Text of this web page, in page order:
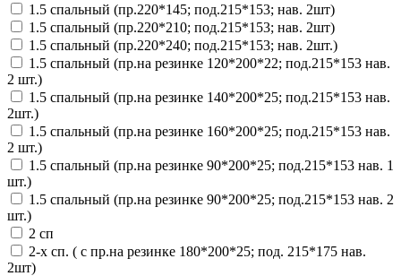
1.5 спальный (пр.220*145; под.215*153; нав. 2шт)
1.5 спальный (пр.220*210; под.215*153; нав. 2шт)
1.5 спальный (пр.220*240; под.215*153; нав. 2шт.)
1.5 спальный (пр.на резинке 120*200*22; под.215*153 нав.
2 шт.)
1.5 спальный (пр.на резинке 140*200*25; под.215*153 нав.
2шт.)
1.5 спальный (пр.на резинке 160*200*25; под.215*153 нав.
2 шт.)
1.5 спальный (пр.на резинке 90*200*25; под.215*153 нав. 1
шт.)
1.5 спальный (пр.на резинке 90*200*25; под.215*153 нав. 2
шт.)
2 сп
2-х сп. ( с пр.на резинке 180*200*25; под. 215*175 нав.
2шт)